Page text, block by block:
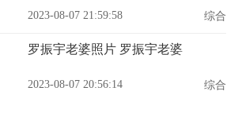
2023-08-07 21:59:58 综合
罗振宇老婆照片 罗振宇老婆
2023-08-07 20:56:14 综合